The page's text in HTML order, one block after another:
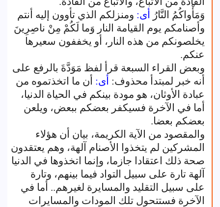
وَمَأْواكُمُ النَّارُ
أى: ومنزلكم الذي تأوون إليه أنتم
وأصنامكم يوم القيامة النار وَما لَكُمْ مِنْ ناصِرِينَ
يخلصونكم من هذه النار، أو يخففون سعيرها
عنكم.
وبعض القراء السبعة قرأ لفظ مَوَدَّةَ بالرفع على
أنه خبر لمبتدأ محذوف: أى: أن ما اتخذتموه من
عبادة الأوثان، هو مودة بينكم في الحياة الدنيا،
أما في الآخرة فسيكفر بعضكم ببعض، ويلعن
بعضكم بعضا.
والمقصود من الآية الكريمة، بيان أن هؤلاء
المشركين لم يتخذوا الأصنام آلهة، وهم يعتقدون
صحة ذلك اعتقادا جازما، وإنما اتخذوها في الدنيا
آلهة تارة على سبيل التواد فيما بينهم، وتارة
على سبيل التقليد والمسايرة لغيرهم.. أما في
الآخرة فستتحول تلك المودات والمسايرات